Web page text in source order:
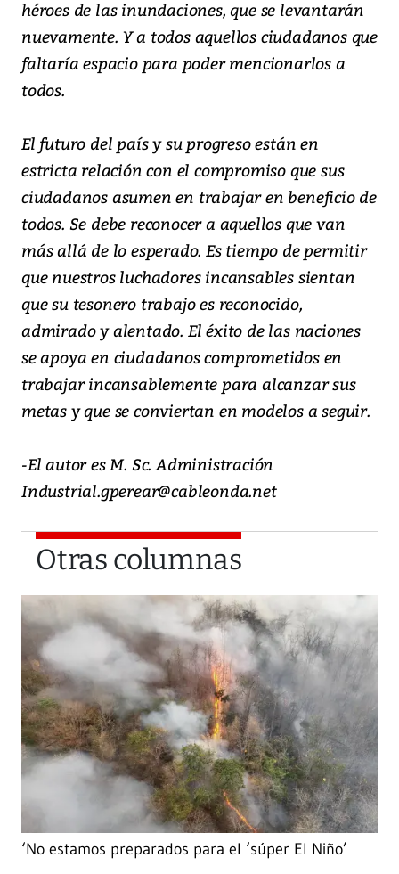
héroes de las inundaciones, que se levantarán
nuevamente. Y a todos aquellos ciudadanos que
faltaría espacio para poder mencionarlos a
todos.
El futuro del país y su progreso están en
estricta relación con el compromiso que sus
ciudadanos asumen en trabajar en beneficio de
todos. Se debe reconocer a aquellos que van
más allá de lo esperado. Es tiempo de permitir
que nuestros luchadores incansables sientan
que su tesonero trabajo es reconocido,
admirado y alentado. El éxito de las naciones
se apoya en ciudadanos comprometidos en
trabajar incansablemente para alcanzar sus
metas y que se conviertan en modelos a seguir.
-El autor es M. Sc. Administración
Industrial.gperear@cableonda.net
Otras columnas
‘No estamos preparados para el ‘súper El Niño’